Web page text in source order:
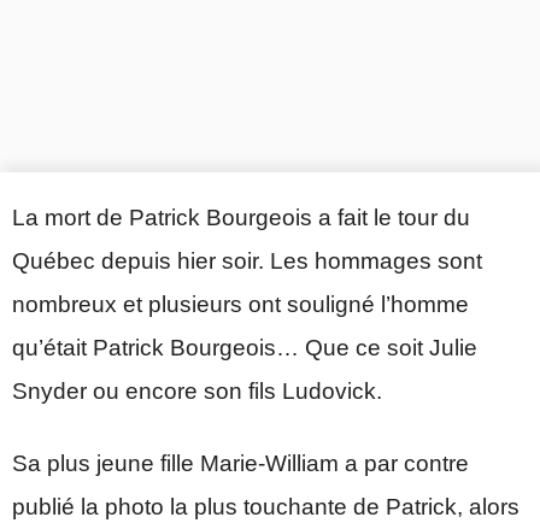
La mort de Patrick Bourgeois a fait le tour du
Québec depuis hier soir. Les hommages sont
nombreux et plusieurs ont souligné l’homme
qu’était Patrick Bourgeois… Que ce soit Julie
Snyder ou encore son fils Ludovick.
Sa plus jeune fille Marie-William a par contre
publié la photo la plus touchante de Patrick, alors